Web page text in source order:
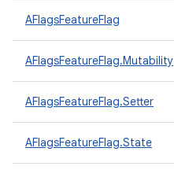
AFlagsFeatureFlag
AFlagsFeatureFlag.Mutability
AFlagsFeatureFlag.Setter
AFlagsFeatureFlag.State